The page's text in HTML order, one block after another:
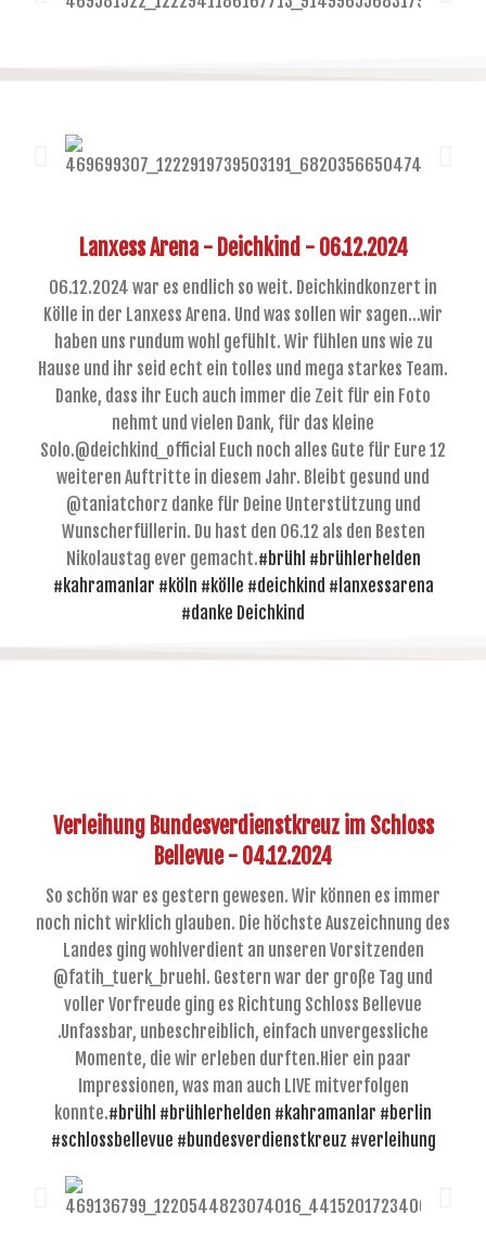
Lanxess Arena - Deichkind - 06.12.2024
06.12.2024 war es endlich so weit. Deichkindkonzert in
Kölle in der Lanxess Arena. Und was sollen wir sagen...wir
haben uns rundum wohl gefühlt. Wir fühlen uns wie zu
Hause und ihr seid echt ein tolles und mega starkes Team.
Danke, dass ihr Euch auch immer die Zeit für ein Foto
nehmt und vielen Dank, für das kleine
Solo.@deichkind_official Euch noch alles Gute für Eure 12
weiteren Auftritte in diesem Jahr. Bleibt gesund und
@taniatchorz danke für Deine Unterstützung und
Wunscherfüllerin. Du hast den 06.12 als den Besten
Nikolaustag ever gemacht.#brühl #brühlerhelden
#kahramanlar #köln #kölle #deichkind #lanxessarena
#danke Deichkind
Verleihung Bundesverdienstkreuz im Schloss
Bellevue - 04.12.2024
So schön war es gestern gewesen. Wir können es immer
noch nicht wirklich glauben. Die höchste Auszeichnung des
Landes ging wohlverdient an unseren Vorsitzenden
@fatih_tuerk_bruehl. Gestern war der große Tag und
voller Vorfreude ging es Richtung Schloss Bellevue
.Unfassbar, unbeschreiblich, einfach unvergessliche
Momente, die wir erleben durften.Hier ein paar
Impressionen, was man auch LIVE mitverfolgen
konnte.#brühl #brühlerhelden #kahramanlar #berlin
#schlossbellevue #bundesverdienstkreuz #verleihung